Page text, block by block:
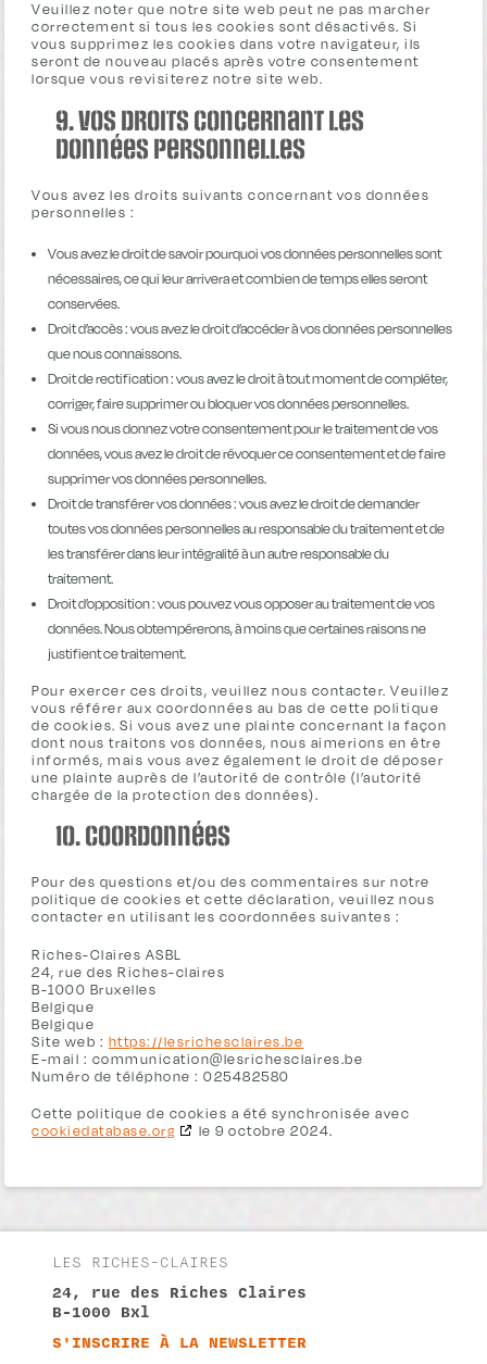
Veuillez noter que notre site web peut ne pas marcher
correctement si tous les cookies sont désactivés. Si
vous supprimez les cookies dans votre navigateur, ils
seront de nouveau placés après votre consentement
lorsque vous revisiterez notre site web.
9. Vos droits concernant les
données personnelles
Vous avez les droits suivants concernant vos données
personnelles :
Vous avez le droit de savoir pourquoi vos données personnelles sont
nécessaires, ce qui leur arrivera et combien de temps elles seront
conservées.
Droit d’accès : vous avez le droit d’accéder à vos données personnelles
que nous connaissons.
Droit de rectification : vous avez le droit à tout moment de compléter,
corriger, faire supprimer ou bloquer vos données personnelles.
Si vous nous donnez votre consentement pour le traitement de vos
données, vous avez le droit de révoquer ce consentement et de faire
supprimer vos données personnelles.
Droit de transférer vos données : vous avez le droit de demander
toutes vos données personnelles au responsable du traitement et de
les transférer dans leur intégralité à un autre responsable du
traitement.
Droit d’opposition : vous pouvez vous opposer au traitement de vos
données. Nous obtempérerons, à moins que certaines raisons ne
justifient ce traitement.
Pour exercer ces droits, veuillez nous contacter. Veuillez
vous référer aux coordonnées au bas de cette politique
de cookies. Si vous avez une plainte concernant la façon
dont nous traitons vos données, nous aimerions en être
informés, mais vous avez également le droit de déposer
une plainte auprès de l’autorité de contrôle (l’autorité
chargée de la protection des données).
10. Coordonnées
Pour des questions et/ou des commentaires sur notre
politique de cookies et cette déclaration, veuillez nous
contacter en utilisant les coordonnées suivantes :
Riches-Claires ASBL
24, rue des Riches-claires
B-1000 Bruxelles
Belgique
Belgique
Site web : https://lesrichesclaires.be
E-mail : communication@lesrichesclaires.be
Numéro de téléphone : 025482580
Cette politique de cookies a été synchronisée avec
cookiedatabase.org
le 9 octobre 2024.
LES RICHES-CLAIRES
24, rue des Riches Claires
B-1000 Bxl
S'INSCRIRE À LA NEWSLETTER